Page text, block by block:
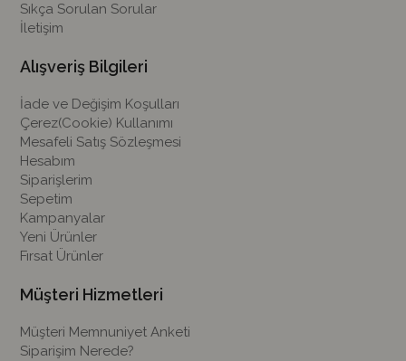
Sıkça Sorulan Sorular
İletişim
Alışveriş Bilgileri
İade ve Değişim Koşulları
Çerez(Cookie) Kullanımı
Mesafeli Satış Sözleşmesi
Hesabım
Siparişlerim
Sepetim
Kampanyalar
Yeni Ürünler
Fırsat Ürünler
Müşteri Hizmetleri
Müşteri Memnuniyet Anketi
Siparişim Nerede?